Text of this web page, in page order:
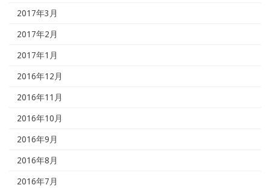
2017年3月
2017年2月
2017年1月
2016年12月
2016年11月
2016年10月
2016年9月
2016年8月
2016年7月